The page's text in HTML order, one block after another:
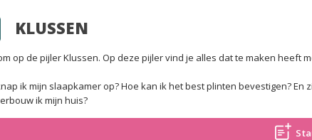
KLUSSEN
op de pijler Klussen. Op deze pijler vind je alles dat te maken heeft
ik mijn slaapkamer op? Hoe kan ik het best plinten bevestigen?
ik mijn huis?